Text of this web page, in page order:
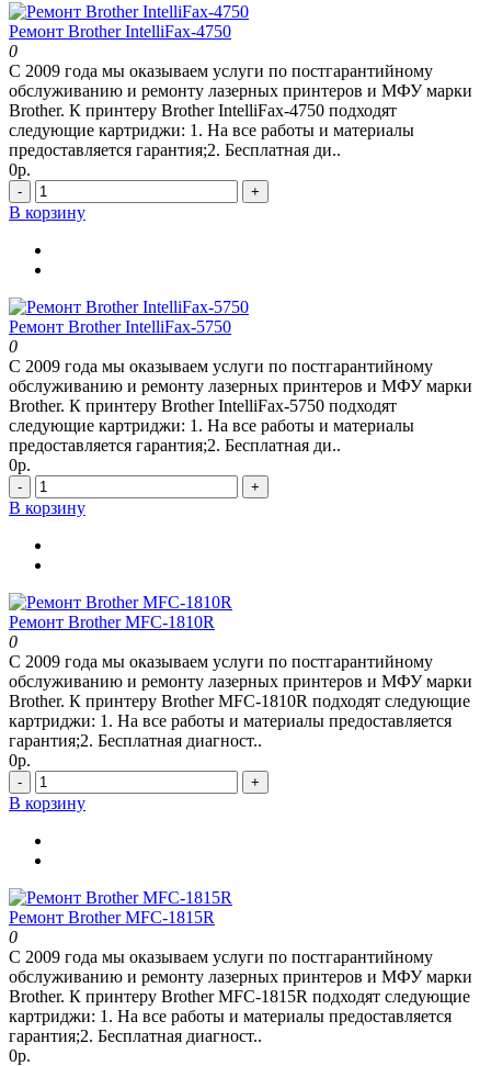
Ремонт Brother IntelliFax-4750
0
С 2009 года мы оказываем услуги по постгарантийному
обслуживанию и ремонту лазерных принтеров и МФУ марки
Brother. К принтеру Brother IntelliFax-4750 подходят
следующие картриджи: 1. На все работы и материалы
предоставляется гарантия;2. Бесплатная ди..
0р.
- +
В корзину
Ремонт Brother IntelliFax-5750
0
С 2009 года мы оказываем услуги по постгарантийному
обслуживанию и ремонту лазерных принтеров и МФУ марки
Brother. К принтеру Brother IntelliFax-5750 подходят
следующие картриджи: 1. На все работы и материалы
предоставляется гарантия;2. Бесплатная ди..
0р.
- +
В корзину
Ремонт Brother MFC-1810R
0
С 2009 года мы оказываем услуги по постгарантийному
обслуживанию и ремонту лазерных принтеров и МФУ марки
Brother. К принтеру Brother MFC-1810R подходят следующие
картриджи: 1. На все работы и материалы предоставляется
гарантия;2. Бесплатная диагност..
0р.
- +
В корзину
Ремонт Brother MFC-1815R
0
С 2009 года мы оказываем услуги по постгарантийному
обслуживанию и ремонту лазерных принтеров и МФУ марки
Brother. К принтеру Brother MFC-1815R подходят следующие
картриджи: 1. На все работы и материалы предоставляется
гарантия;2. Бесплатная диагност..
0р.